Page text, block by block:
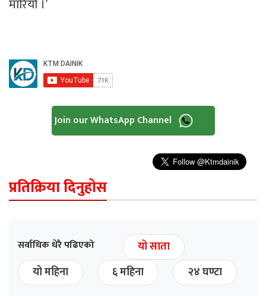
मारियो ।’
Join our WhatsApp Channel
प्रतिक्रिया दिनुहोस
सर्वाधिक धेरै पढिएको
यो साता
यो महिना
६ महिना २४ घण्टा